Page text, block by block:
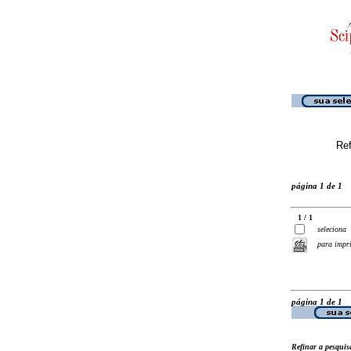
página 1 de 1
1 / 1
seleciona
para
página 1 de 1
Refinar a